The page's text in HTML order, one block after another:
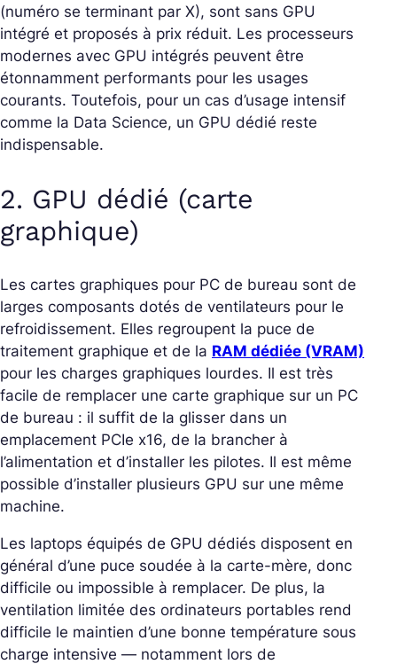
(numéro se terminant par X), sont sans GPU
intégré et proposés à prix réduit. Les processeurs
modernes avec GPU intégrés peuvent être
étonnamment performants pour les usages
courants. Toutefois, pour un cas d’usage intensif
comme la Data Science, un GPU dédié reste
indispensable.
2. GPU dédié (carte
graphique)
Les cartes graphiques pour PC de bureau sont de
larges composants dotés de ventilateurs pour le
refroidissement. Elles regroupent la puce de
traitement graphique et de la RAM dédiée (VRAM)
pour les charges graphiques lourdes. Il est très
facile de remplacer une carte graphique sur un PC
de bureau : il suffit de la glisser dans un
emplacement PCIe x16, de la brancher à
l’alimentation et d’installer les pilotes. Il est même
possible d’installer plusieurs GPU sur une même
machine.
Les laptops équipés de GPU dédiés disposent en
général d’une puce soudée à la carte-mère, donc
difficile ou impossible à remplacer. De plus, la
ventilation limitée des ordinateurs portables rend
difficile le maintien d’une bonne température sous
charge intensive — notamment lors de